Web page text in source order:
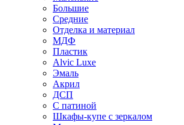
Большие
Средние
Отделка и материал
МДФ
Пластик
Alvic Luxe
Эмаль
Акрил
ДСП
С патиной
Шкафы-купе с зеркалом